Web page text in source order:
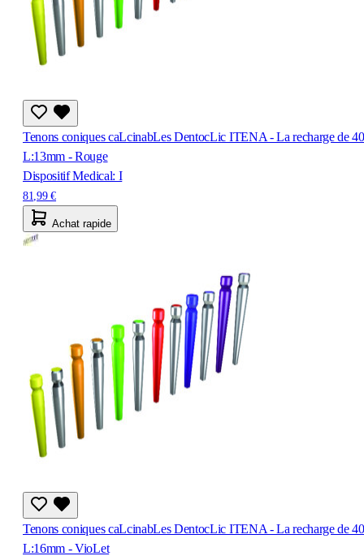
Tenons coniques caLcinabLes DentocLic ITENA - La recharge de
L:13mm - Rouge
Dispositif Medical: I
81,99 €
Achat rapide
Tenons coniques caLcinabLes DentocLic ITENA - La recharge de
L:16mm - VioLet